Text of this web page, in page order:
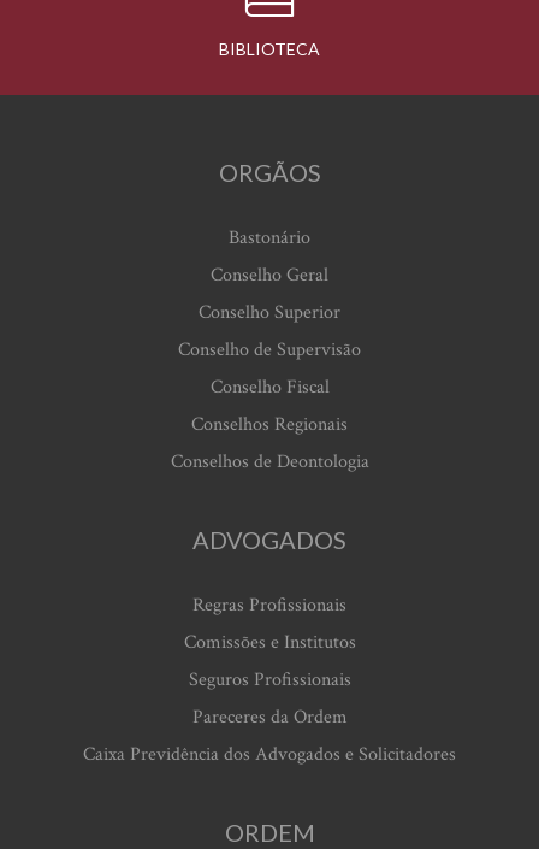
BIBLIOTECA
ORGÃOS
Bastonário
Conselho Geral
Conselho Superior
Conselho de Supervisão
Conselho Fiscal
Conselhos Regionais
Conselhos de Deontologia
ADVOGADOS
Regras Profissionais
Comissões e Institutos
Seguros Profissionais
Pareceres da Ordem
Caixa Previdência dos Advogados e Solicitadores
ORDEM